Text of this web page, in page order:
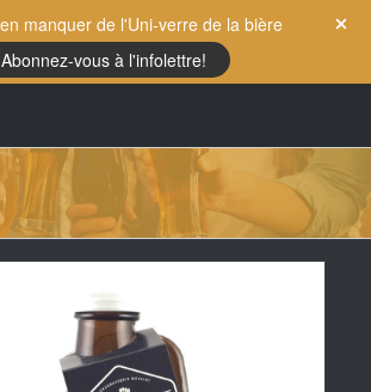
manquer de l'Uni-verre de la bière
Abonnez-vous à l'infolettre!